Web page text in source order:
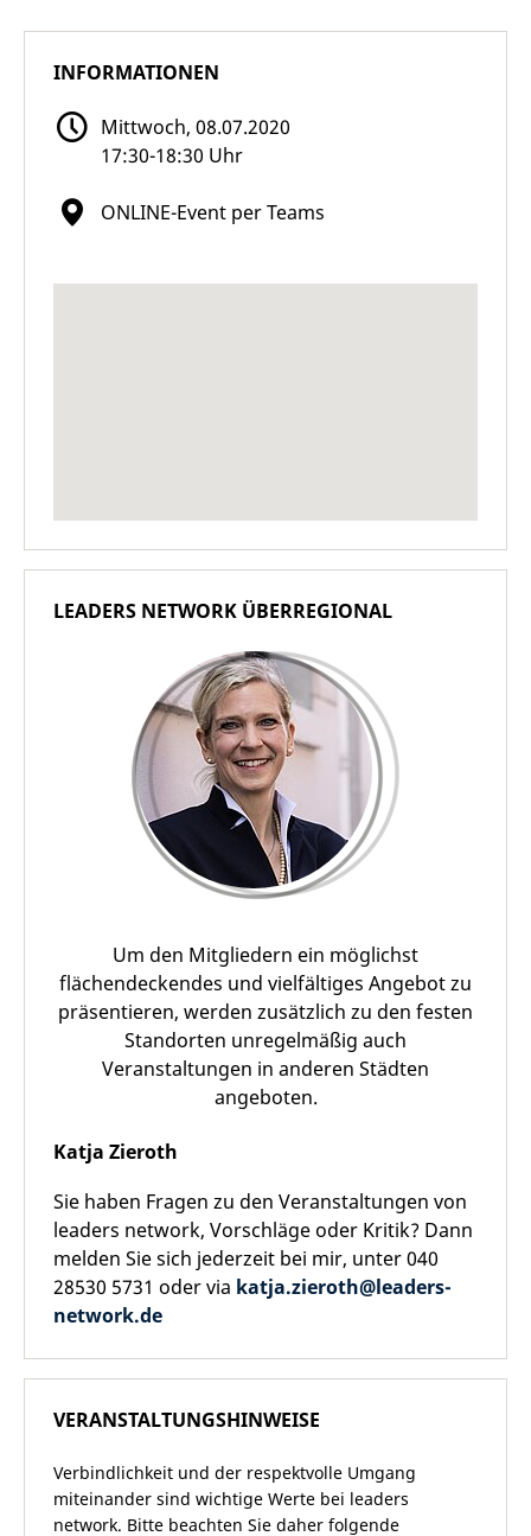
INFORMATIONEN
Mittwoch, 08.07.2020
17:30-18:30 Uhr
ONLINE-Event per Teams
LEADERS NETWORK ÜBERREGIONAL
Um den Mitgliedern ein möglichst
flächendeckendes und vielfältiges Angebot zu
präsentieren, werden zusätzlich zu den festen
Standorten unregelmäßig auch
Veranstaltungen in anderen Städten
angeboten.
Katja Zieroth
Sie haben Fragen zu den Veranstaltungen von
leaders network, Vorschläge oder Kritik? Dann
melden Sie sich jederzeit bei mir, unter 040
28530 5731 oder via katja.zieroth@leaders-
network.de
VERANSTALTUNGSHINWEISE
Verbindlichkeit und der respektvolle Umgang
miteinander sind wichtige Werte bei leaders
network. Bitte beachten Sie daher folgende